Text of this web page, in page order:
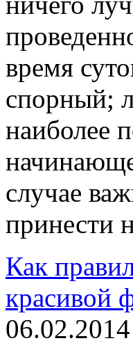
время
спорный;
наиболее
случае
принести
Как
красивой
06.02.2014